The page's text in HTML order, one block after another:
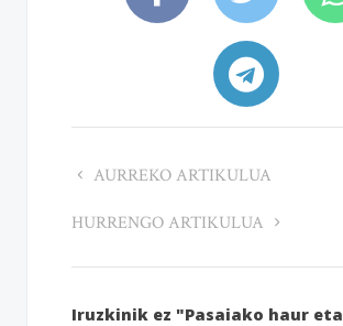
AURREKO ARTIKULUA
HURRENGO ARTIKULUA
Iruzkinik ez "Pasaiako haur eta